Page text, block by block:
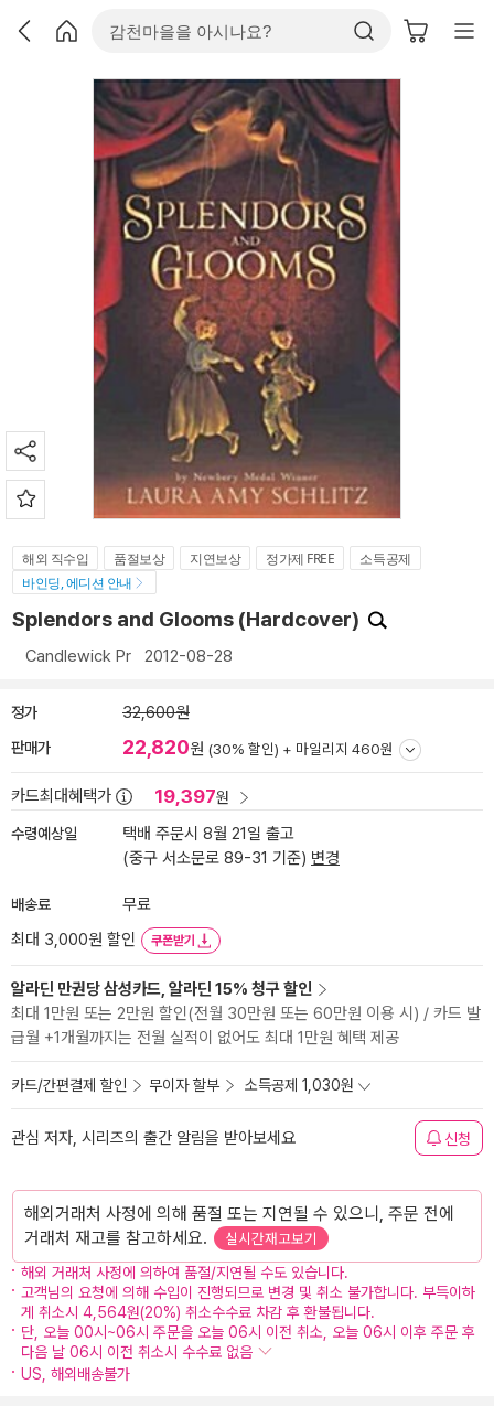
해외 직수입 품절보상 지연보상 정가제 FREE
소득공제
바인딩, 에디션 안내
Splendors and Glooms (Hardcover)
Candlewick Pr 2012-08-28
정가 32,600원
판매가 22,820원 (30% 할인) + 마일리지 460원
카드최대혜택가 19,397원
수령예상일
택배 주문시 8월 21일 출고
(중구 서소문로 89-31 기준) 변경
배송료
무료
최대 3,000원 할인
쿠폰받기
알라딘 만권당 삼성카드, 알라딘 15% 청구 할인
최대 1만원 또는 2만원 할인(전월 30만원 또는 60만원 이용 시) / 카드 발
급월 +1개월까지는 전월 실적이 없어도 최대 1만원 혜택 제공
카드/간편결제 할인 무이자 할부 소득공제 1,030원
관심 저자, 시리즈의 출간 알림을 받아보세요 신청
해외거래처 사정에 의해 품절 또는 지연될 수 있으니, 주문 전에
거래처 재고를 참고하세요.
실시간재고보기
해외 거래처 사정에 의하여 품절/지연될 수도 있습니다.
고객님의 요청에 의해 수입이 진행되므로 변경 및 취소 불가합니다. 부득이하
게 취소시 4,564원(20%) 취소수수료 차감 후 환불됩니다.
단, 오늘 00시~06시 주문을 오늘 06시 이전 취소, 오늘 06시 이후 주문 후
다음 날 06시 이전 취소시 수수료 없음
US, 해외배송불가